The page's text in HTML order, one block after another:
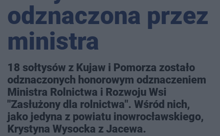
odznaczona przez
ministra
18 sołtysów z Kujaw i Pomorza zostało
odznaczonych honorowym odznaczeniem
Ministra Rolnictwa i Rozwoju Wsi
"Zasłużony dla rolnictwa". Wśród nich,
jako jedyna z powiatu inowrocławskiego,
Krystyna Wysocka z Jacewa.